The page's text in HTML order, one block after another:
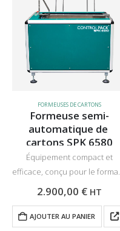
FORMEUSES DE CARTONS
Formeuse semi-
automatique de
cartons SPK 6580
Équipement compact et
efficace, conçu pour le
rapide de cartons jusqu’à 600 x
uniquement à l’air comprimé,
2.900,00 € HT
AJOUTER AU PANIER